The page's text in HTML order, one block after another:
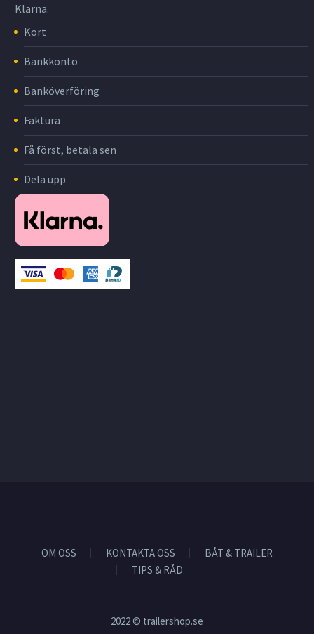
Klarna.
Kort
Bankkonto
Banköverföring
Faktura
Få först, betala sen
Dela upp
OM OSS KONTAKTA OSS
BÅT & TRAILER
TIPS & RÅD
2022 © trailershop.se